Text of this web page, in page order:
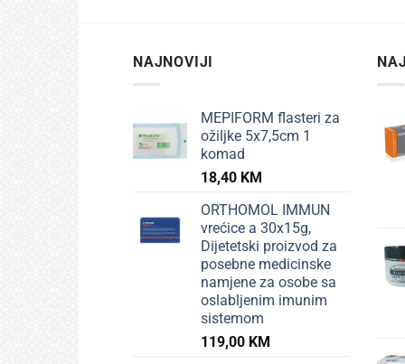
NAJNOVIJI
MEPIFORM flasteri za
ožiljke 5x7,5cm 1
komad
18,40 KM
ORTHOMOL IMMUN
vrećice a 30x15g,
Dijetetski proizvod za
posebne medicinske
namjene za osobe sa
oslabljenim imunim
sistemom
119,00 KM